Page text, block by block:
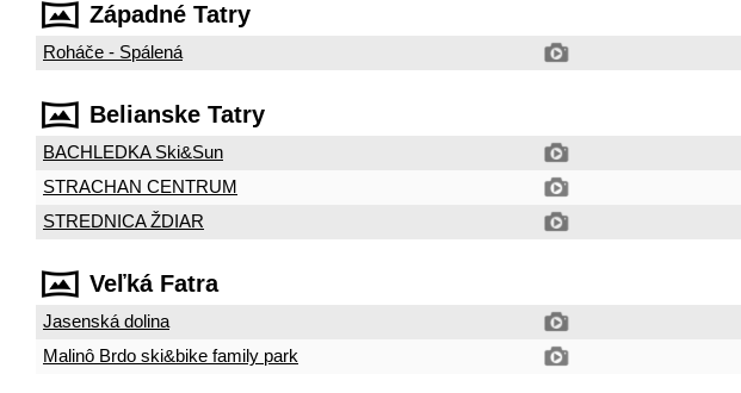
Západné Tatry
Roháče - Spálená
Belianske Tatry
BACHLEDKA Ski&Sun
STRACHAN CENTRUM
STREDNICA ŽDIAR
Veľká Fatra
Jasenská dolina
Malinô Brdo ski&bike family park